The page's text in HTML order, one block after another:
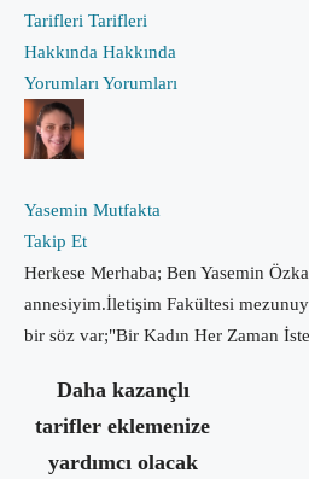
Tarifleri Tarifleri
Hakkında Hakkında
Yorumları Yorumları
Yasemin Mutfakta
Takip Et
Herkese Merhaba; Ben Yasemin
annesiyim.İletişim Fakültesi
bir söz var;"Bir Kadın Her Zaman
Daha kazançlı
tarifler eklemenize
yardımcı olacak